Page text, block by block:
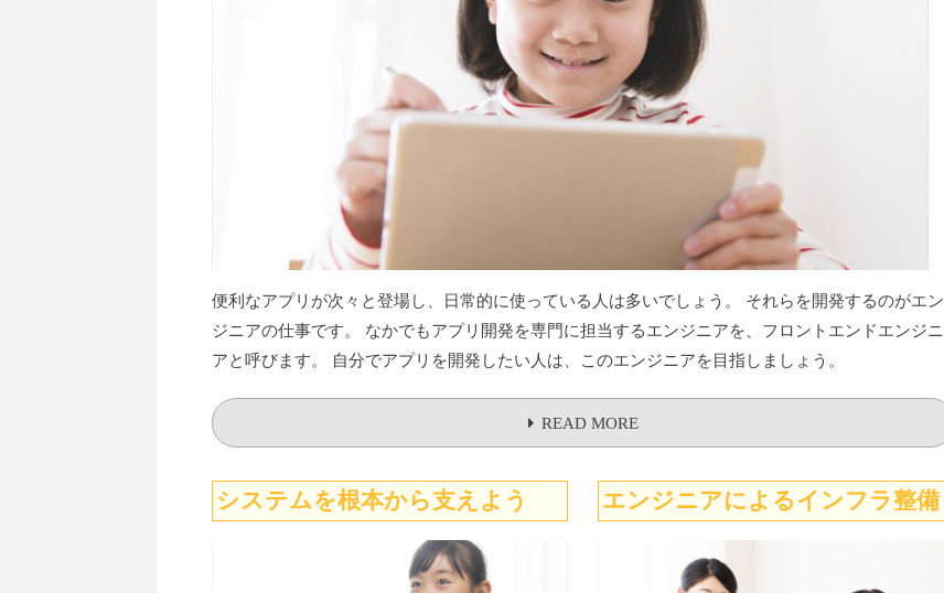
便利なアプリが次々と登場し、日常的に使っている人は多いでしょう。 それらを開発するのがエン
ジニアの仕事です。 なかでもアプリ開発を専門に担当するエンジニアを、フロントエンドエンジニ
アと呼びます。 自分でアプリを開発したい人は、このエンジニアを目指しましょう。
READ MORE
システムを根本から支えよう エンジニアによるインフラ整備